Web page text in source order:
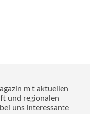
mit aktuellen
und regionalen
uns interessante